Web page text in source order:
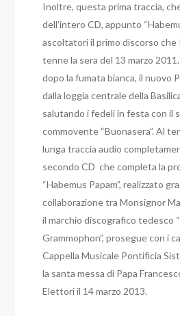
Inoltre, questa prima traccia,
dell’intero CD, appunto
ascoltatori il primo discorso che
tenne la sera del 13 marzo
dopo la fumata bianca, il nuovo
dalla loggia centrale della
salutando i fedeli in festa con il
commovente “Buonasera”. Al
lunga traccia audio
secondo CD che completa la
“Habemus Papam”, realizzato
collaborazione tra Monsignor
il marchio discografico tedesco
Grammophon”, prosegue con i
Cappella Musicale Pontificia
la santa messa di Papa
Elettori il 14 marzo 2013.